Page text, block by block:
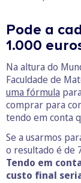
Pode a
1.000
Na altura do
Faculdade de
uma fórmula
comprar para
tendo em conta
Se a usarmos
o resultado é de
Tendo em
custo final